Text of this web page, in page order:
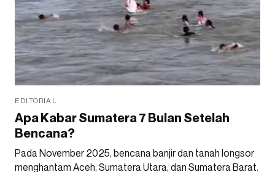
EDITORIAL
Apa Kabar Sumatera 7 Bulan Setelah
Bencana?
Pada November 2025, bencana banjir dan tanah longsor
menghantam Aceh, Sumatera Utara, dan Sumatera Barat.